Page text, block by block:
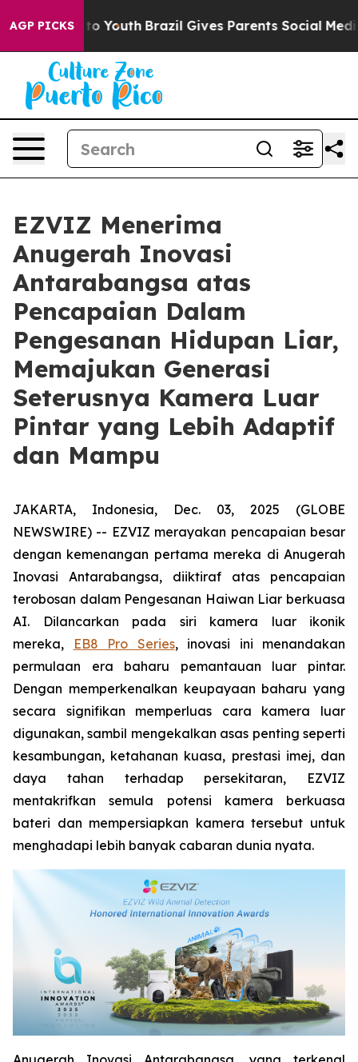
AGP PICKS
Harms to Youth Brazil Gives Parents Social Media
EZVIZ Menerima
Anugerah Inovasi
Antarabangsa atas
Pencapaian Dalam
Pengesanan Hidupan Liar,
Memajukan Generasi
Seterusnya Kamera Luar
Pintar yang Lebih Adaptif
dan Mampu
JAKARTA, Indonesia, Dec. 03, 2025 (GLOBE
NEWSWIRE) -- EZVIZ merayakan pencapaian besar
dengan kemenangan pertama mereka di Anugerah
Inovasi Antarabangsa, diiktiraf atas pencapaian
terobosan dalam Pengesanan Haiwan Liar berkuasa
AI. Dilancarkan pada siri kamera luar ikonik
mereka,
EB8 Pro Series, inovasi ini menandakan
permulaan era baharu pemantauan luar pintar.
Dengan memperkenalkan keupayaan baharu yang
secara signifikan memperluas cara kamera luar
digunakan, sambil mengekalkan asas penting seperti
kesambungan, ketahanan kuasa, prestasi imej, dan
daya tahan terhadap persekitaran, EZVIZ
mentakrifkan semula potensi kamera berkuasa
bateri dan mempersiapkan kamera tersebut untuk
menghadapi lebih banyak cabaran dunia nyata.